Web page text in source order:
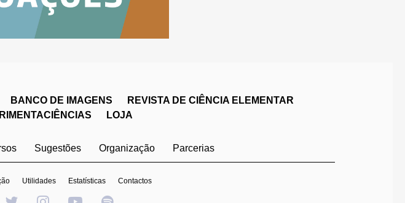
BANCO DE IMAGENS
REVISTA DE CIÊNCIA ELEMENTAR
LOJA
Sugestões Organização Parcerias
Utilidades Estatísticas Contactos